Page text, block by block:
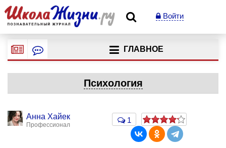
Войти
ГЛАВНОЕ
Психология
Анна Хайек
Профессионал
1